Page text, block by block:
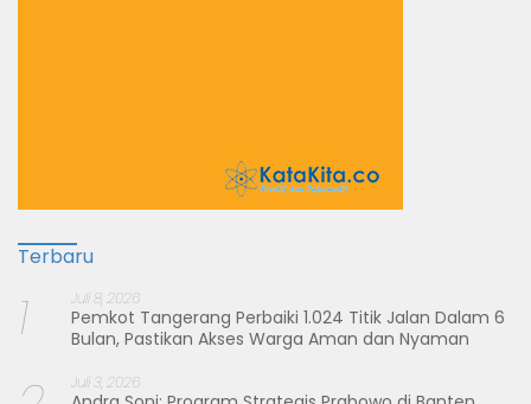
Terbaru
1 Juli 8, 2026
Pemkot Tangerang Perbaiki 1.024 Titik Jalan Dalam 6
Bulan, Pastikan Akses Warga Aman dan Nyaman
Juli 3, 2026